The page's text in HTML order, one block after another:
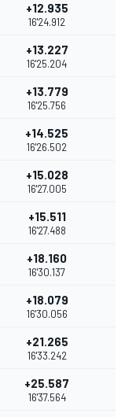
+12.935
16'24.912
+13.227
16'25.204
+13.779
16'25.756
+14.525
16'26.502
+15.028
16'27.005
+15.511
16'27.488
+18.160
16'30.137
+18.079
16'30.056
+21.265
16'33.242
+25.587
16'37.564